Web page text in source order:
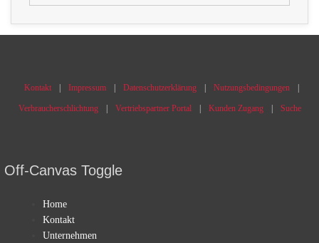
Kontakt Impressum Datenschutzerklärung Nutzungsbedingungen
Verbraucherschlichtung Vertriebspartner Portal Kunden Zugang Suche
Off-Canvas Toggle
Home
Kontakt
Unternehmen